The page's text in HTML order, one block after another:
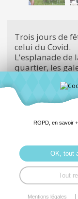
Trois jours de
celui du Covid.
L'esplanade de
quartier, les
parking des
me^me des
investis cette
Merci à tous
l'équipe
moments
RGPD, en savoir
OK, tout
Tout
Mentions légales